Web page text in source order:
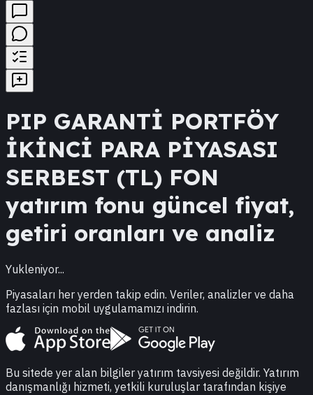
PIP GARANTİ PORTFÖY
İKİNCİ PARA PİYASASI
SERBEST (TL) FON
yatırım fonu güncel fiyat,
getiri oranları ve analiz
Yukleniyor...
Piyasaları her yerden takip edin. Veriler, analizler ve daha
fazlası için mobil uygulamamızı indirin.
Bu sitede yer alan bilgiler yatırım tavsiyesi değildir. Yatırım
danışmanlığı hizmeti, yetkili kuruluşlar tarafından kişiye